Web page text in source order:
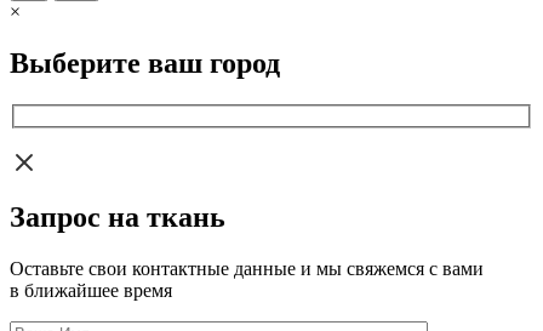
×
Выберите ваш город
Запрос на ткань
Оставьте свои контактные данные и мы свяжемся с вами
в ближайшее время